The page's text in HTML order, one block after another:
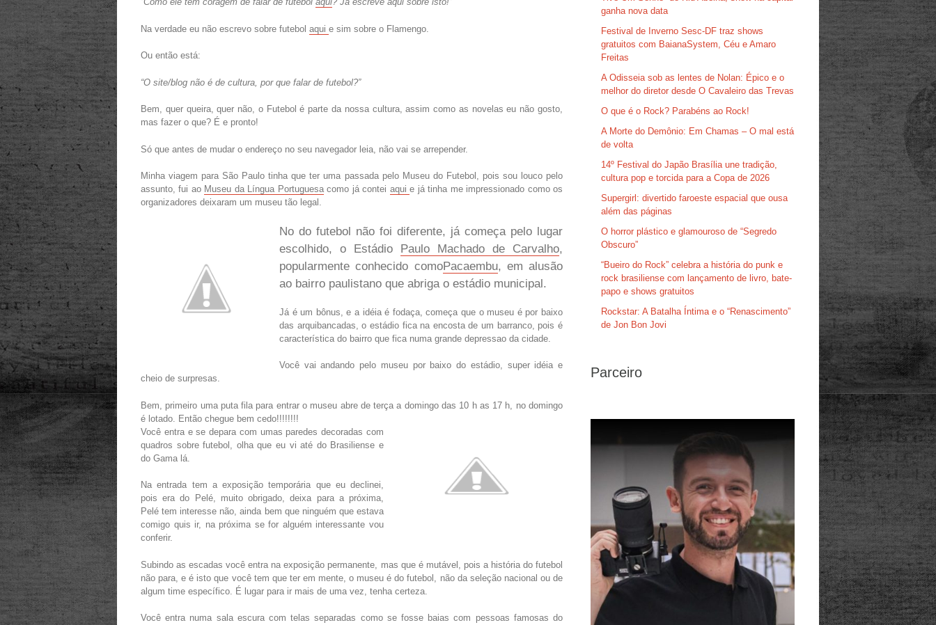
Na verdade eu não escrevo sobre futebol aqui e sim sobre o Flamengo.
Ou então está:
“O site/blog não é de cultura, por que falar de futebol?”
Bem, quer queira, quer não, o Futebol é parte da nossa cultura, assim como as novelas eu não gosto,
mas fazer o que? É e pronto!
Só que antes de mudar o endereço no seu navegador leia, não vai se arrepender.
Minha viagem para São Paulo tinha que ter uma passada pelo Museu do Futebol, pois sou louco pelo
assunto, fui ao Museu da Língua Portuguesacomo já contei aquie já tinha me impressionado como os
organizadores deixaram um museu tão legal.
No do futebol não foi diferente, já começa pelo lugar
escolhido, o Estádio Paulo Machado de Carvalho,
popularmente conhecido comoPacaembu, em alusão
ao bairro paulistano que abriga o estádio municipal.
Já é um bônus, e a idéia é fodaça, começa que o museu é por baixo
das arquibancadas, o estádio fica na encosta de um barranco, pois é
característica do bairro que fica numa grande depressao da cidade.
Você vai andando pelo museu por baixo do estádio, super idéia e
cheio de surpresas.
Bem, primeiro uma puta fila para entrar o museu abre de terça a domingo das 10 h as 17 h, no domingo
é lotado. Então chegue bem cedo!!!!!!!!
Você entra e se depara com umas paredes decoradas com
quadros sobre futebol, olha que eu vi até do Brasiliense e
do Gama lá.
Na entrada tem a exposição temporária que eu declinei,
pois era do Pelé, muito obrigado, deixa para a próxima,
Pelé tem interesse não, ainda bem que ninguém que estava
comigo quis ir, na próxima se for alguém interessante vou
conferir.
Subindo as escadas você entra na exposição permanente, mas que é mutável, pois a história do futebol
não para, e é isto que você tem que ter em mente, o museu é do futebol, não da seleção nacional ou de
algum time específico. É lugar para ir mais de uma vez, tenha certeza.
Você entra numa sala escura com telas separadas como se fosse baias com pessoas famosas do
ganha nova data
Festival de Inverno Sesc-DF traz shows
gratuitos com BaianaSystem, Céu e Amaro
Freitas
A Odisseia sob as lentes de Nolan: Épico e o
melhor do diretor desde O Cavaleiro das Trevas
O que é o Rock? Parabéns ao Rock!
A Morte do Demônio: Em Chamas – O mal está
de volta
14º Festival do Japão Brasília une tradição,
cultura pop e torcida para a Copa de 2026
Supergirl: divertido faroeste espacial que ousa
além das páginas
O horror plástico e glamouroso de “Segredo
Obscuro”
“Bueiro do Rock” celebra a história do punk e
rock brasiliense com lançamento de livro, bate-
papo e shows gratuitos
Rockstar: A Batalha Íntima e o “Renascimento”
de Jon Bon Jovi
Parceiro